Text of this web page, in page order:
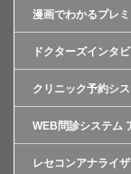
漫画でわかるプレ
ドクターズインタ
クリニック予約シ
WEB問診システム
レセコンアナライ